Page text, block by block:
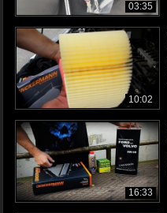
03:35
10:02
16:33